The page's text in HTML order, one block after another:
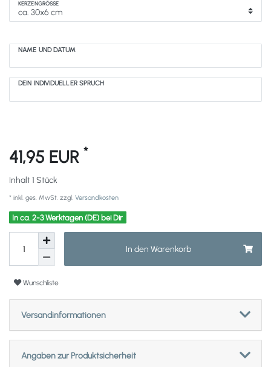
KERZENGRÖSSE
NAME UND DATUM
DEIN INDIVIDUELLER SPRUCH
41,95 EUR *
Inhalt1 Stück
* inkl. ges. MwSt. zzgl. Versandkosten
In ca. 2-3 Werktagen (DE) bei Dir
In den Warenkorb
Wunschliste
Versandinformationen
Angaben zur Produktsicherheit